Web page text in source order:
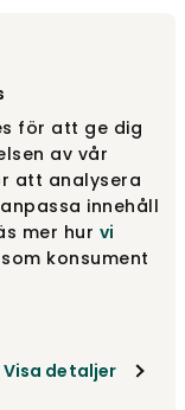
för att ge dig
av vår
att analysera
innehåll
mer hur vi
konsument
Visa detaljer
10 110 kr